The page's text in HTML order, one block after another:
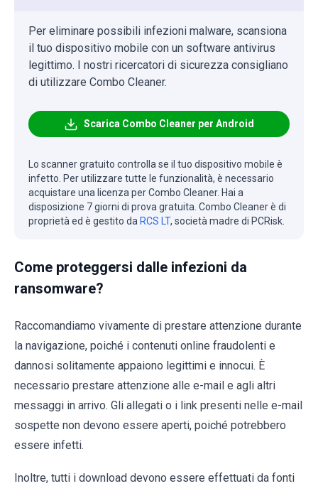
Per eliminare possibili infezioni malware, scansiona
il tuo dispositivo mobile con un software antivirus
legittimo. I nostri ricercatori di sicurezza consigliano
di utilizzare Combo Cleaner.
Scarica Combo Cleaner per Android
Lo scanner gratuito controlla se il tuo dispositivo mobile è
infetto. Per utilizzare tutte le funzionalità, è necessario
acquistare una licenza per Combo Cleaner. Hai a
disposizione 7 giorni di prova gratuita. Combo Cleaner è di
proprietà ed è gestito da RCS LT, società madre di PCRisk.
Come proteggersi dalle infezioni da
ransomware?
Raccomandiamo vivamente di prestare attenzione durante
la navigazione, poiché i contenuti online fraudolenti e
dannosi solitamente appaiono legittimi e innocui. È
necessario prestare attenzione alle e-mail e agli altri
messaggi in arrivo. Gli allegati o i link presenti nelle e-mail
sospette non devono essere aperti, poiché potrebbero
essere infetti.
Inoltre, tutti i download devono essere effettuati da fonti